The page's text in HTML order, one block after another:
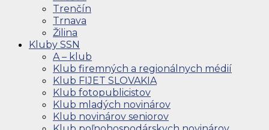
Trenčín
Trnava
Žilina
Kluby SSN
A – klub
Klub firemných a regionálnych médií
Klub FIJET SLOVAKIA
Klub fotopublicistov
Klub mladých novinárov
Klub novinárov seniorov